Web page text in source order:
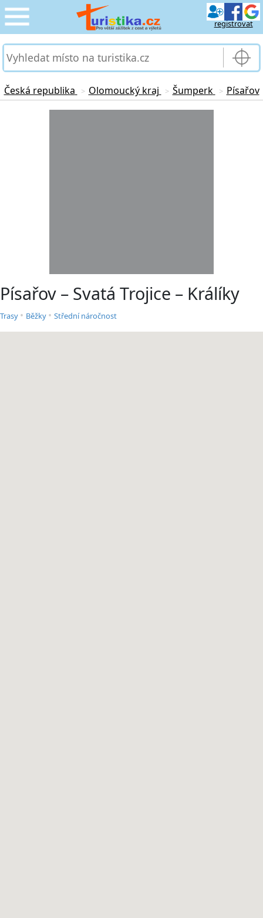
registrovat
CESTOVÁNÍ
SLUŽBY & DOPRAVA
PRO TURISTY
Česká republika > Olomoucký kraj > Šumperk > Písařov
Písařov – Svatá Trojice – Králíky
Trasy • Běžky • Střední náročnost